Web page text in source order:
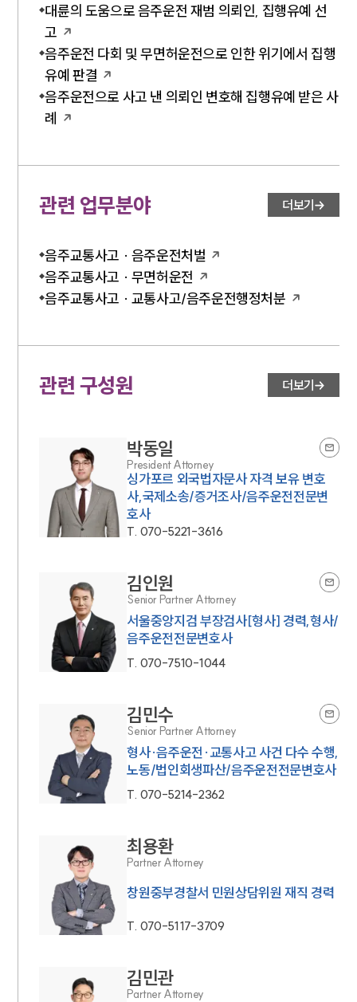
대륜법률상담예약
대륜의 도움으로 음주운전 재범 의뢰인, 집행유예 선
고
음주운전 다회 및 무면허운전으로 인한 위기에서 집행
유예 판결
음주운전으로 사고 낸 의뢰인 변호해 집행유예 받은 사
례
관련 업무분야 더보기
음주교통사고 · 음주운전처벌
음주교통사고 · 무면허운전
음주교통사고 · 교통사고/음주운전행정처분
관련 구성원 더보기
박동일
President Attorney
싱가포르 외국법자문사 자격 보유 변호
사,국제소송/증거조사/음주운전전문변
호사
T. 070-5221-3616
김인원
Senior Partner Attorney
서울중앙지검 부장검사[형사] 경력,형사/
음주운전전문변호사
T. 070-7510-1044
김민수
Senior Partner Attorney
형사·음주운전·교통사고 사건 다수 수행,
노동/법인회생파산/음주운전전문변호사
T. 070-5214-2362
최용환
Partner Attorney
창원중부경찰서 민원상담위원 재직 경력
T. 070-5117-3709
김민관
Partner Attorney